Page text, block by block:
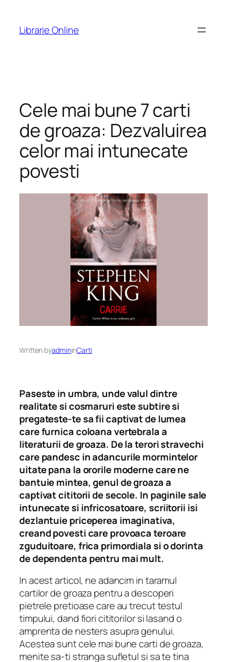
content
Librarie Online
Cele mai bune 7 carti
de groaza: Dezvaluirea
celor mai intunecate
povesti
Written byadmininCarti
Paseste in umbra, unde valul dintre
realitate si cosmaruri este subtire si
pregateste-te sa fii captivat de lumea
care furnica coloana vertebrala a
literaturii de groaza. De la terori stravechi
care pandesc in adancurile mormintelor
uitate pana la ororile moderne care ne
bantuie mintea, genul de groaza a
captivat cititorii de secole. In paginile sale
intunecate si infricosatoare, scriitorii isi
dezlantuie priceperea imaginativa,
creand povesti care provoaca teroare
zguduitoare, frica primordiala si o dorinta
de dependenta pentru mai mult.
In acest articol, ne adancim in taramul
cartilor de groaza pentru a descoperi
pietrele pretioase care au trecut testul
timpului, dand fiori cititorilor si lasand o
amprenta de nesters asupra genului.
Acestea sunt cele mai bune carti de groaza,
menite sa-ti stranga sufletul si sa te tina